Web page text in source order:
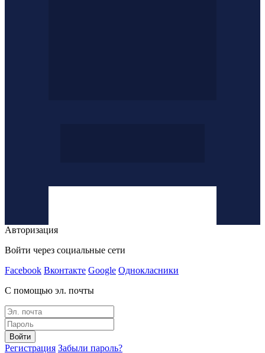
Авторизация
Войти через социальные сети
Facebook Вконтакте Google Однокласники
С помощью эл. почты
Войти
Регистрация Забыли пароль?